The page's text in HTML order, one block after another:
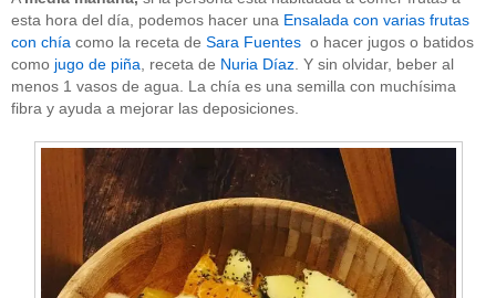
esta hora del día, podemos hacer una Ensalada con varias frutas
con chía como la receta de Sara Fuentes o hacer jugos o batidos
como jugo de piña , receta de Nuria Díaz . Y sin olvidar, beber al
menos 1 vasos de agua. La chía es una semilla con muchísima
fibra y ayuda a mejorar las deposiciones.